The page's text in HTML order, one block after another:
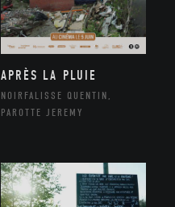
APRÈS LA PLUIE
NOIRFALISSE QUENTIN,
PAROTTE JEREMY